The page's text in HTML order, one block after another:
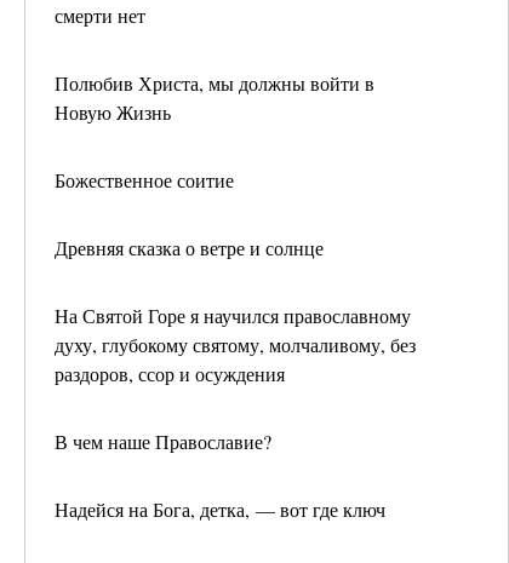
смерти нет
Полюбив Христа, мы должны войти в
Новую Жизнь
Божественное соитие
Древняя сказка о ветре и солнце
На Святой Горе я научился православному
духу, глубокому святому, молчаливому, без
раздоров, ссор и осуждения
В чем наше Православие?
Надейся на Бога, детка, — вот где ключ